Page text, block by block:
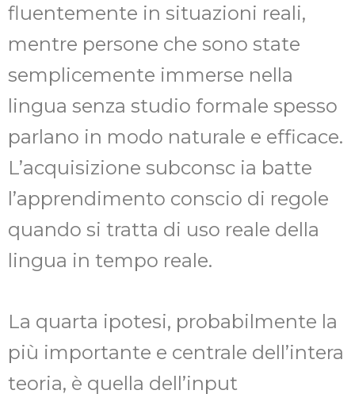
fluentemente in situazioni reali,
mentre persone che sono state
semplicemente immerse nella
lingua senza studio formale spesso
parlano in modo naturale e efficace.
L’acquisizione subconsc ia batte
l’apprendimento conscio di regole
quando si tratta di uso reale della
lingua in tempo reale.
La quarta ipotesi, probabilmente la
più importante e centrale dell’intera
teoria, è quella dell’input